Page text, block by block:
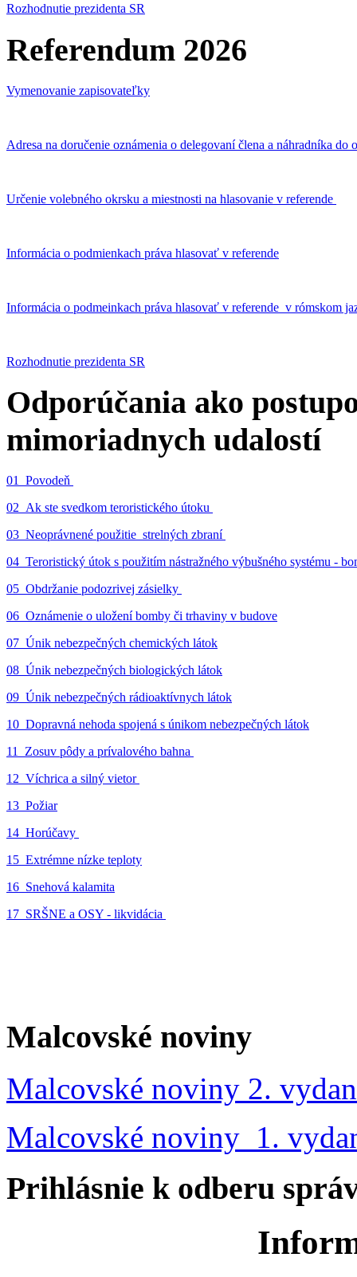
Rozhodnutie prezidenta SR
Referendum 2026
Vymenovanie zapisovateľky
Adresa na doručenie oznámenia o delegovaní člena a náhradníka
Určenie volebného okrsku a miestnosti na hlasovanie v referende
Informácia o podmienkach práva hlasovať v referende
Informácia o podmeinkach práva hlasovať v referende v rómskom
Rozhodnutie prezidenta SR
Odporúčania ako
mimoriadnych udalostí
01_Povodeň
02_Ak ste svedkom teroristického útoku
03_Neoprávnené použitie strelných zbraní
04_Teroristický útok s použitím nástražného výbušného systému -
05_Obdržanie podozrivej zásielky
06_Oznámenie o uložení bomby či trhaviny v budove
07_Únik nebezpečných chemických látok
08_Únik nebezpečných biologických látok
09_Únik nebezpečných rádioaktívnych látok
10_Dopravná nehoda spojená s únikom nebezpečných látok
11_Zosuv pôdy a prívalového bahna
12_Víchrica a silný vietor
13_Požiar
14_Horúčavy
15_Extrémne nízke teploty
16_Snehová kalamita
17_SRŠNE a OSY - likvidácia
Malcovské noviny
Malcovské noviny 2.
Malcovské noviny 1.
Prihlásnie k odberu